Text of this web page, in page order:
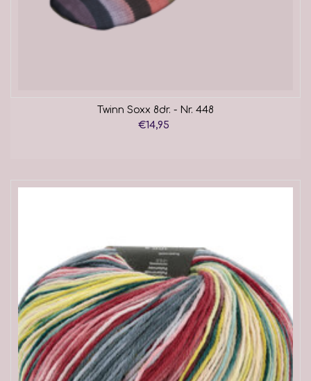
Twinn Soxx 8dr. - Nr. 448
€14,95